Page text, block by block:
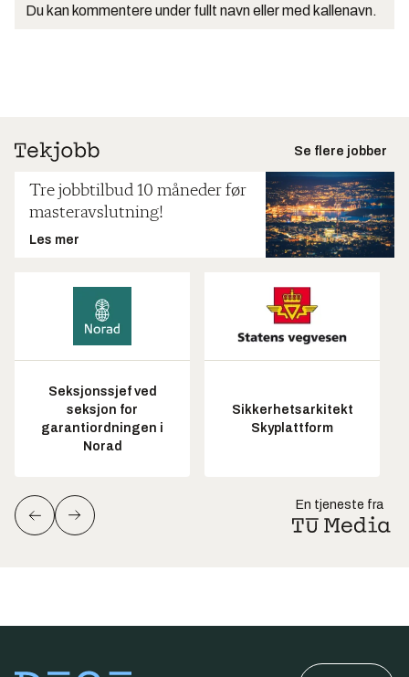
Du kan kommentere under fullt navn eller med kallenavn.
Se flere jobber
Tre jobbtilbud 10 måneder før
masteravslutning!
Les mer
Seksjonssjef ved
seksjon for
garantiordningen i
Norad
Sikkerhetsarkitekt
Skyplattform
En tjeneste fra